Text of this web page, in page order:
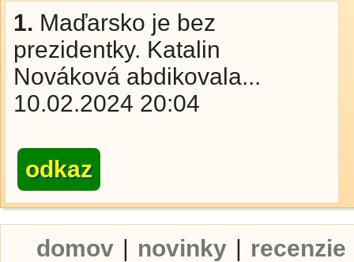
1. Maďarsko je bez
prezidentky. Katalin
Nováková abdikovala...
10.02.2024 20:04
odkaz
domov | novinky | recenzie